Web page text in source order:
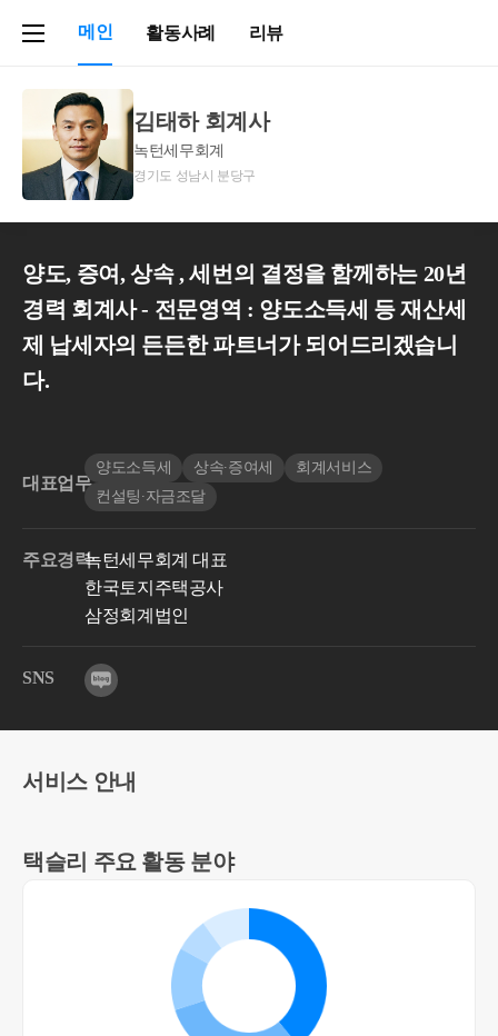
메인 활동사례 리뷰
김태하 회계사
녹턴세무회계
경기도 성남시 분당구
양도, 증여, 상속 , 세번의 결정을 함께하는 20년
경력 회계사 - 전문영역 : 양도소득세 등 재산세
제 납세자의 든든한 파트너가 되어드리겠습니
다.
대표업무
양도소득세 상속∙증여세
회계서비스
컨설팅∙자금조달
주요경력녹턴세무회계 대표
한국토지주택공사
삼정회계법인
SNS
서비스 안내
택슬리 주요 활동 분야